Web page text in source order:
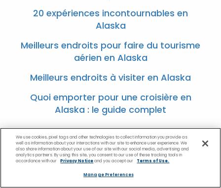
20 expériences incontournables en
Alaska
Meilleurs endroits pour faire du tourisme
aérien en Alaska
Meilleurs endroits à visiter en Alaska
Quoi emporter pour une croisière en
Alaska : le guide complet
We use cookies, pixel tags and other technologies to collect information you provide as
well as information about your interactions with our site to enhance user experience. We
also share information about your use of our site with our social media, advertising and
analytics partners. By using this site, you consent to our use of these tracking tools in
accordance with our
Privacy Noticeand you accept our Terms of Use.
Manage Preferences